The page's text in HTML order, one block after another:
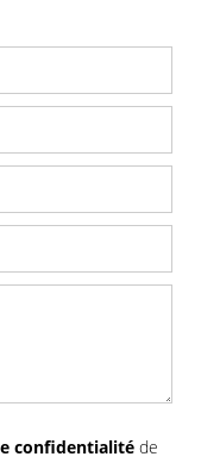
confidentialité de